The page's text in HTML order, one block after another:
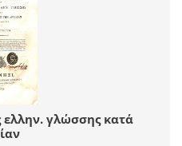
ελλην. γλώσσης κατά